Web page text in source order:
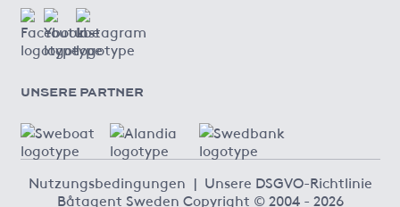
UNSERE PARTNER
Nutzungsbedingungen | Unsere DSGVO-Richtlinie
Båtagent Sweden Copyright © 2004 - 2026